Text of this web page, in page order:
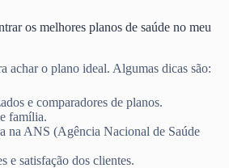
os melhores planos de saúde no meu
achar o plano ideal. Algumas dicas são:
e comparadores de planos.
família.
na ANS (Agência Nacional de Saúde
e satisfação dos clientes.